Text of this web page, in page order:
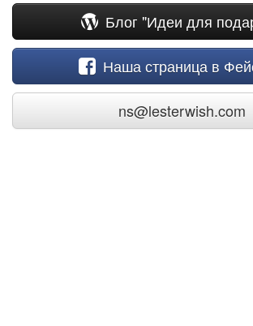
Блог "Идеи для
Наша страница в
ns@lesterwish.com